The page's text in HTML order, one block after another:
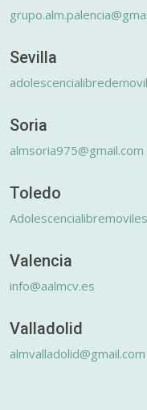
Sevilla
Soria
almsoria975@gmail.com
Toledo
Valencia
info@aalmcv.es
Valladolid
almvalladolid@gmail.com